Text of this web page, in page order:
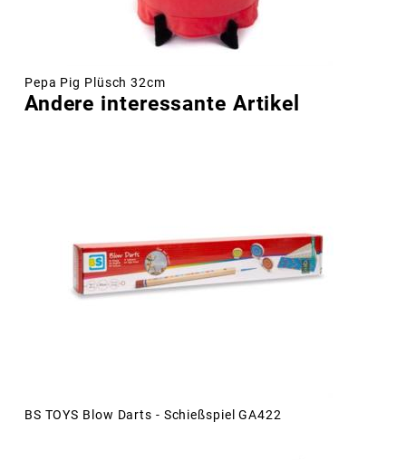
Pepa Pig Plüsch 32cm
Andere interessante Artikel
BS TOYS Blow Darts - Schießspiel GA422